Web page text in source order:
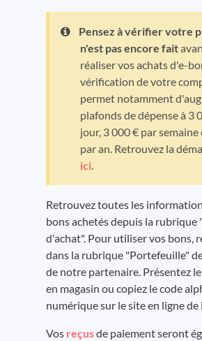
Pensez à vérifier votre
n'est pas encore fait
réaliser vos achats d'e-
vérification de votre
permet notamment
plafonds de dépense à 3
jour, 3 000 € par
par an. Retrouvez la
ici.
Retrouvez toutes les
bons achetés depuis la rubrique
d'achat". Pour utiliser vos bons,
dans la rubrique "Portefeuille"
de notre partenaire. Présentez
en magasin ou copiez le code
numérique sur le site en ligne de
Vos reçusde paiement seront